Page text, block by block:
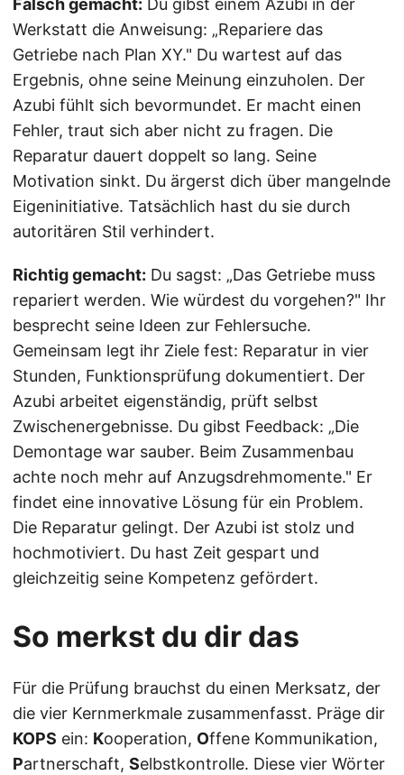
Falsch gemacht: Du gibst einem Azubi in der
Werkstatt die Anweisung: „Repariere das
Getriebe nach Plan XY." Du wartest auf das
Ergebnis, ohne seine Meinung einzuholen. Der
Azubi fühlt sich bevormundet. Er macht einen
Fehler, traut sich aber nicht zu fragen. Die
Reparatur dauert doppelt so lang. Seine
Motivation sinkt. Du ärgerst dich über mangelnde
Eigeninitiative. Tatsächlich hast du sie durch
autoritären Stil verhindert.
Richtig gemacht: Du sagst: „Das Getriebe muss
repariert werden. Wie würdest du vorgehen?" Ihr
besprecht seine Ideen zur Fehlersuche.
Gemeinsam legt ihr Ziele fest: Reparatur in vier
Stunden, Funktionsprüfung dokumentiert. Der
Azubi arbeitet eigenständig, prüft selbst
Zwischenergebnisse. Du gibst Feedback: „Die
Demontage war sauber. Beim Zusammenbau
achte noch mehr auf Anzugsdrehmomente." Er
findet eine innovative Lösung für ein Problem.
Die Reparatur gelingt. Der Azubi ist stolz und
hochmotiviert. Du hast Zeit gespart und
gleichzeitig seine Kompetenz gefördert.
So merkst du dir das
Für die Prüfung brauchst du einen Merksatz, der
die vier Kernmerkmale zusammenfasst. Präge dir
KOPS ein: Kooperation, Offene Kommunikation,
Partnerschaft, Selbstkontrolle. Diese vier Wörter